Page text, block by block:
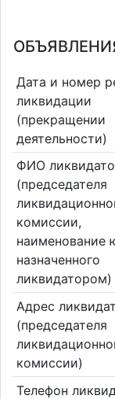
Дата и номер
ликвидации
(прекращении
деятельности)
ФИО
(председателя
комиссии,
наименование
назначенного
ликвидатором)
Адрес
(председателя
комиссии)
Телефон